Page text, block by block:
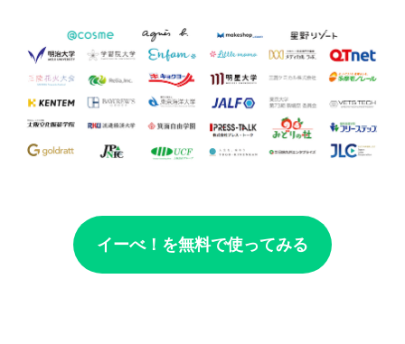
イーべ！を無料で使ってみる